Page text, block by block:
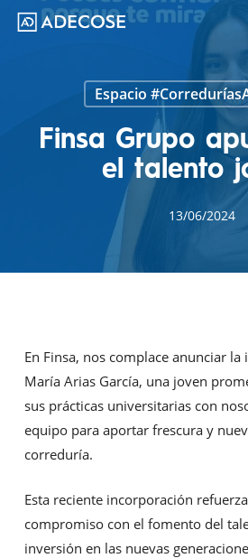
Skip
Espacio
Finsa Grupo
el talento
13/06/2024
En Finsa, nos complace anunciar
María Arias García, una joven
sus prácticas universitarias con
equipo para aportar frescura y
correduría.
Esta reciente incorporación
compromiso con el fomento del
inversión en las nuevas